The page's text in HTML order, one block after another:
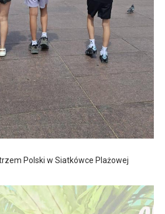
Polski w Siatkówce Plażowej